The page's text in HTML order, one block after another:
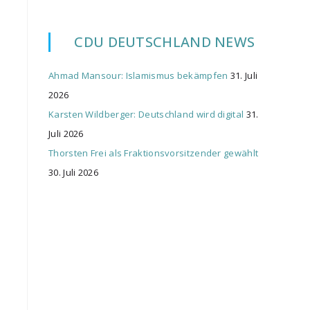
CDU DEUTSCHLAND NEWS
Ahmad Mansour: Islamismus bekämpfen 31. Juli
2026
Karsten Wildberger: Deutschland wird digital 31.
Juli 2026
Thorsten Frei als Fraktionsvorsitzender gewählt
30. Juli 2026